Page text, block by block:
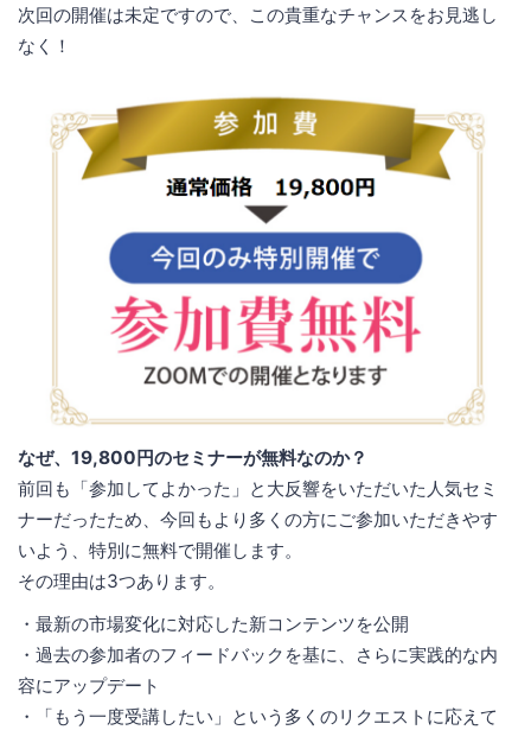
次回の開催は未定ですので、この貴重なチャンスをお見逃し
なく！
なぜ、19,800円のセミナーが無料なのか？
前回も「参加してよかった」と大反響をいただいた人気セミ
ナーだったため、今回もより多くの方にご参加いただきやす
いよう、特別に無料で開催します。
その理由は3つあります。
・最新の市場変化に対応した新コンテンツを公開
・過去の参加者のフィードバックを基に、さらに実践的な内
容にアップデート
・「もう一度受講したい」という多くのリクエストに応えて